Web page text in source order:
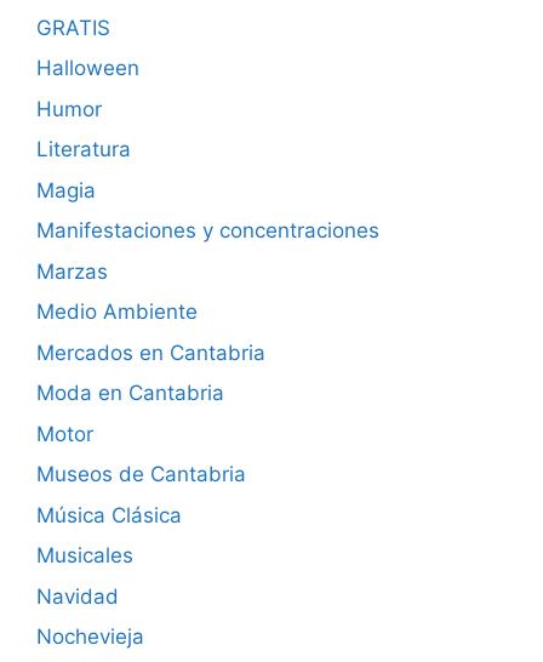
GRATIS
Halloween
Humor
Literatura
Magia
Manifestaciones y concentraciones
Marzas
Medio Ambiente
Mercados en Cantabria
Moda en Cantabria
Motor
Museos de Cantabria
Música Clásica
Musicales
Navidad
Nochevieja